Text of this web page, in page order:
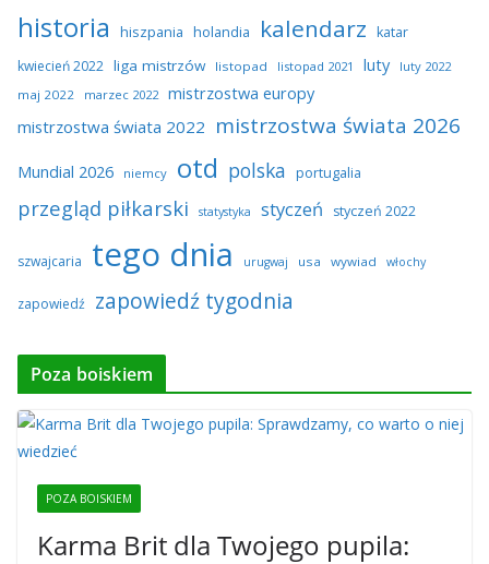
historia hiszpania holandia kalendarz katar
kwiecień 2022 liga mistrzów listopad listopad 2021 luty
luty 2022
maj 2022
marzec 2022 mistrzostwa europy
mistrzostwa świata 2022 mistrzostwa świata 2026
Mundial 2026 niemcy otd polska portugalia
przegląd piłkarski statystyka styczeń styczeń 2022
szwajcaria tego dnia urugwaj usa wywiad włochy
zapowiedź zapowiedź tygodnia
Poza boiskiem
POZA BOISKIEM
Karma Brit dla Twojego pupila: